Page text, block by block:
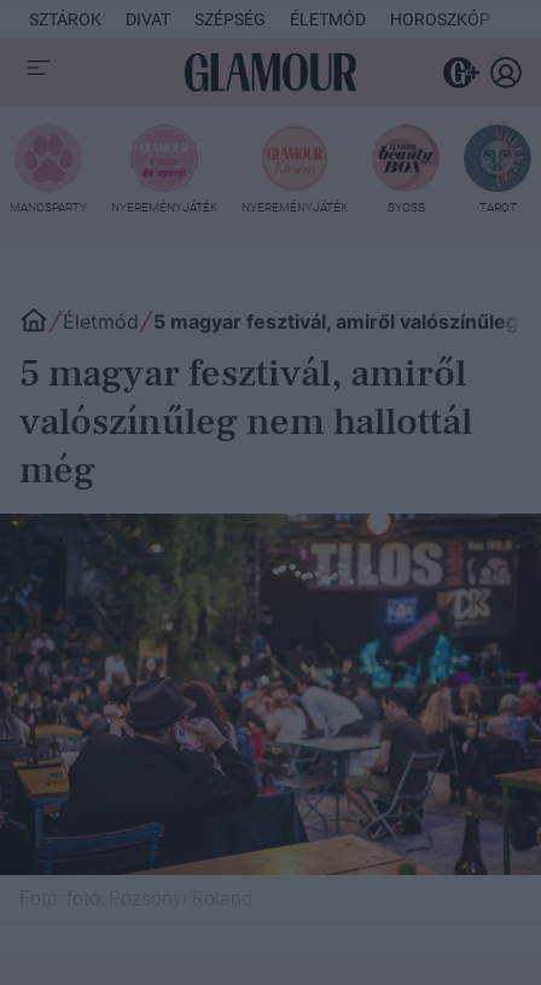
SZTÁROK DIVAT SZÉPSÉG ÉLETMÓD HOROSZKÓP
MANCSPARTY NYEREMÉNYJÁTÉK NYEREMÉNYJÁTÉK SYOSS TAROT
Életmód 5 magyar fesztivál, amiről valószínűleg
5 magyar fesztivál, amiről
valószínűleg nem hallottál
még